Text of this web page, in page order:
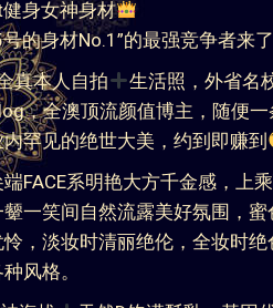
神：700/H 1300/2H
：无
头等舱高端专线
家荣耀特供
期空降巅峰颜值绝佳气质
材控/高端控必点顶配佳品
头牌百变大美神 【问号宝宝】
身女神身材
的身材No.1”的最强竞争者来了